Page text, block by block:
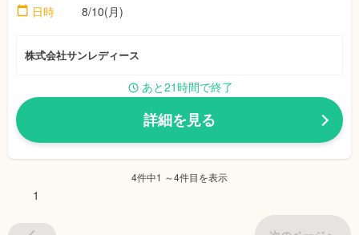
日時
8/10(月)
株式会社サンレディース
あと21時間で終了
詳細を見る
4件中1 ～4件目を表示
1